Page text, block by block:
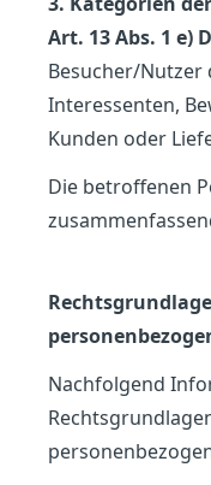
Art. 13 Abs. 1 e)
Besucher/Nutzer
Interessenten,
Kunden oder
Die betroffenen
Nachfolgend